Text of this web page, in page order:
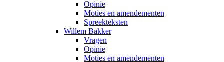
Opinie
Moties en amendementen
Spreekteksten
Willem Bakker
Vragen
Opinie
Moties en amendementen